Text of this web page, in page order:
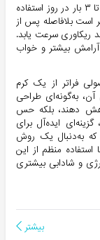
برای دستیابی به بهترین نتیجه، می‌توان از این کرم ۲ تا ۳ بار در روز استفاده
است بلافاصله پس از
ریکاوری سرعت یابد.
آرامش بیشتر و خواب
فراتر از یک کرم
به‌گونه‌ای طراحی
دهند، بلکه حس
ایده‌آل برای
که به‌دنبال یک روش
منظم از این
و شادابی بیشتری
بیشتر